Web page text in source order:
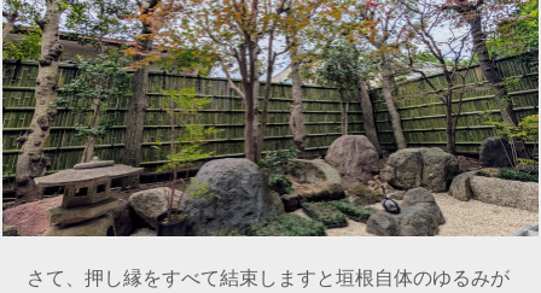
さて、押し縁をすべて結束しますと垣根自体のゆるみが